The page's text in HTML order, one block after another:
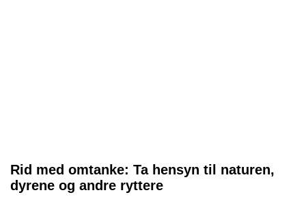
Rid med omtanke: Ta hensyn til naturen,
dyrene og andre ryttere